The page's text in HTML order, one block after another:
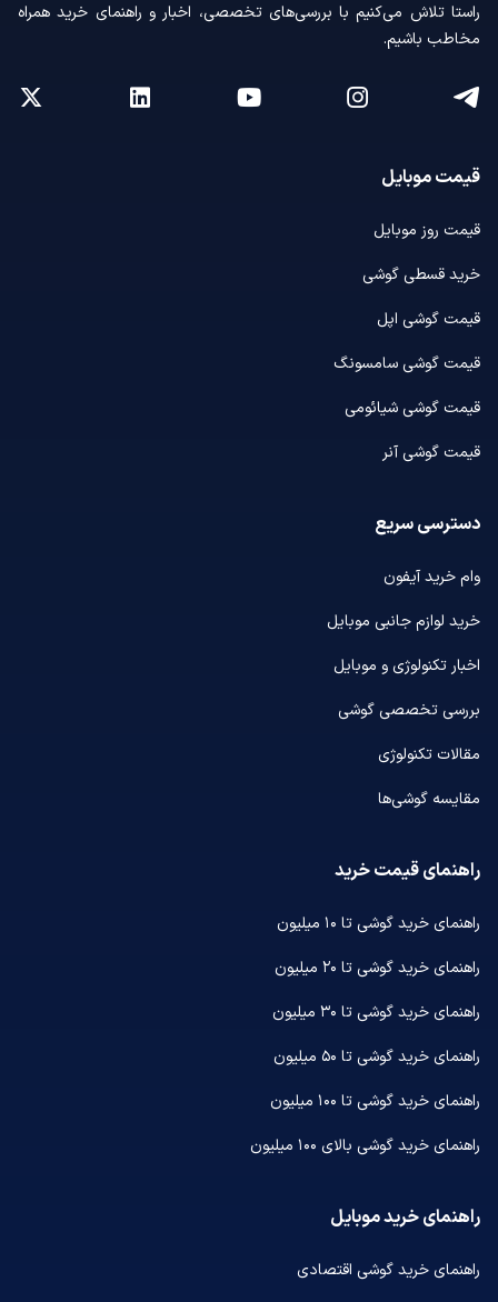
راستا تلاش می‌کنیم با بررسی‌های تخصصی، اخبار و راهنمای خرید همراه
مخاطب باشیم.
قیمت موبایل
قیمت روز موبایل
خرید قسطی گوشی
قیمت گوشی اپل
قیمت گوشی سامسونگ
قیمت گوشی شیائومی
قیمت گوشی آنر
دسترسی سریع
وام خرید آیفون
خرید لوازم جانبی موبایل
اخبار تکنولوژی و موبایل
بررسی تخصصی گوشی
مقالات تکنولوژی
مقایسه گوشی‌ها
راهنمای قیمت خرید
راهنمای خرید گوشی تا ۱۰ میلیون
راهنمای خرید گوشی تا ۲۰ میلیون
راهنمای خرید گوشی تا ۳۰ میلیون
راهنمای خرید گوشی تا ۵۰ میلیون
راهنمای خرید گوشی تا ۱۰۰ میلیون
راهنمای خرید گوشی بالای ۱۰۰ میلیون
راهنمای خرید موبایل
راهنمای خرید گوشی اقتصادی